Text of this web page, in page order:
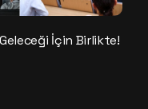
İçin Birlikte!